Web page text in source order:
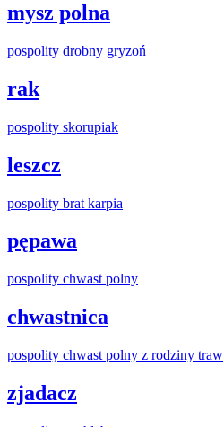
mysz polna
pospolity drobny gryzoń
rak
pospolity skorupiak
leszcz
pospolity brat karpia
pępawa
pospolity chwast polny
chwastnica
pospolity chwast polny z rodziny traw
zjadacz